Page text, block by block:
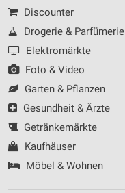
Discounter
Drogerie & Parfümerie
Elektromärkte
Foto & Video
Garten & Pflanzen
Gesundheit & Ärzte
Getränkemärkte
Kaufhäuser
Möbel & Wohnen